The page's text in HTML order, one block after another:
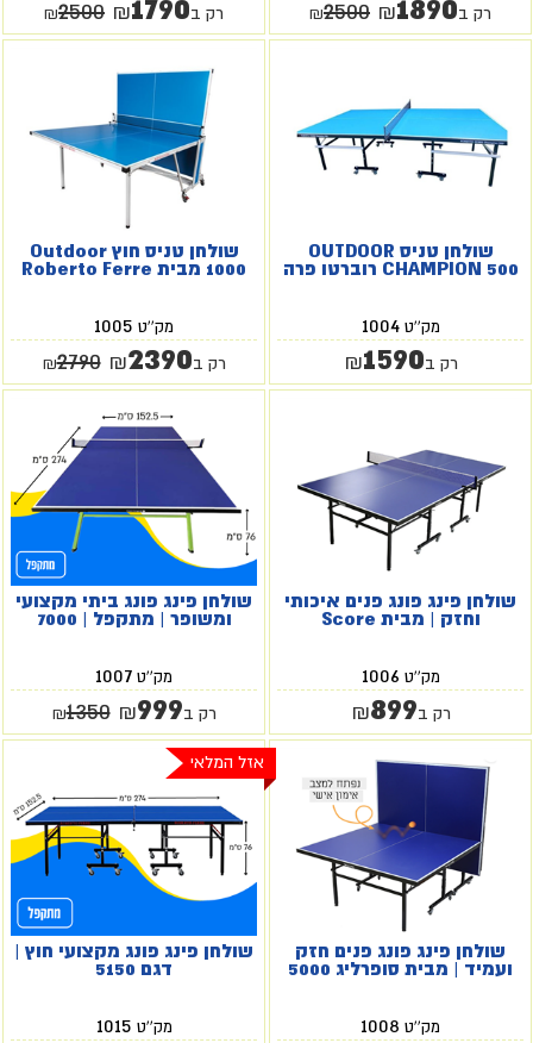
רק ב ₪1890
₪2500 רק ב ₪1790
₪2500
שולחן טניס OUTDOOR
CHAMPION 500 רוברטו פרה
מק''ט1004
רק ב ₪1590
שולחן טניס חוץ Outdoor
1000 מבית Roberto Ferre
מק''ט 1005
רק ב ₪2390
₪2790
שולחן פינג פונג פנים איכותי
וחזק | מבית Score
מק''ט 1006
רק ב ₪899
שולחן פינג פונג ביתי מקצועי
ומשופר | מתקפל | 7000
מק''ט 1007
רק ב ₪999
₪1350
שולחן פינג פונג פנים חזק
ועמיד | מבית סופרליג 5000
מק''ט 1008
אזל המלאי
שולחן פינג פונג מקצועי חוץ |
דגם 5150
מק''ט 1015